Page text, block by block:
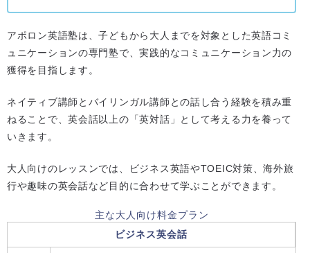
アポロン英語塾は、子どもから大人までを対象とした英語コミ
ュニケーションの専門塾で、実践的なコミュニケーション力の
獲得を目指します。
ネイティブ講師とバイリンガル講師との話し合う経験を積み重
ねることで、英会話以上の「英対話」として考える力を養って
いきます。
大人向けのレッスンでは、ビジネス英語やTOEIC対策、海外旅
行や趣味の英会話など目的に合わせて学ぶことができます。
主な大人向け料金プラン
ビジネス英会話